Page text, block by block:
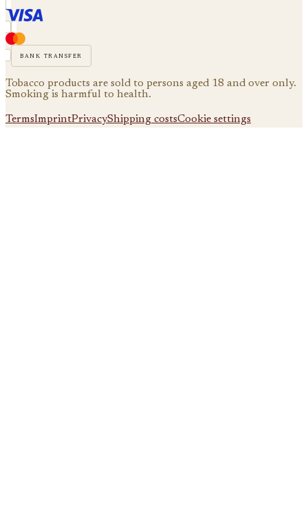
bank transfer
Tobacco products are sold to persons aged 18 and over only.
Smoking is harmful to health.
TermsImprintPrivacyShipping costsCookie settings